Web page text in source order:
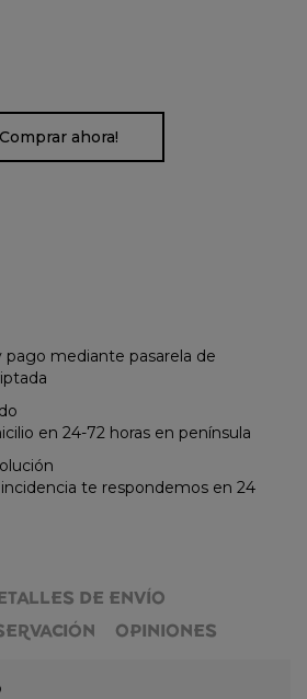
Comprar ahora!
pago mediante pasarela de
en 24-72 horas en península
te respondemos en 24
DE ENVÍO
OPINIONES